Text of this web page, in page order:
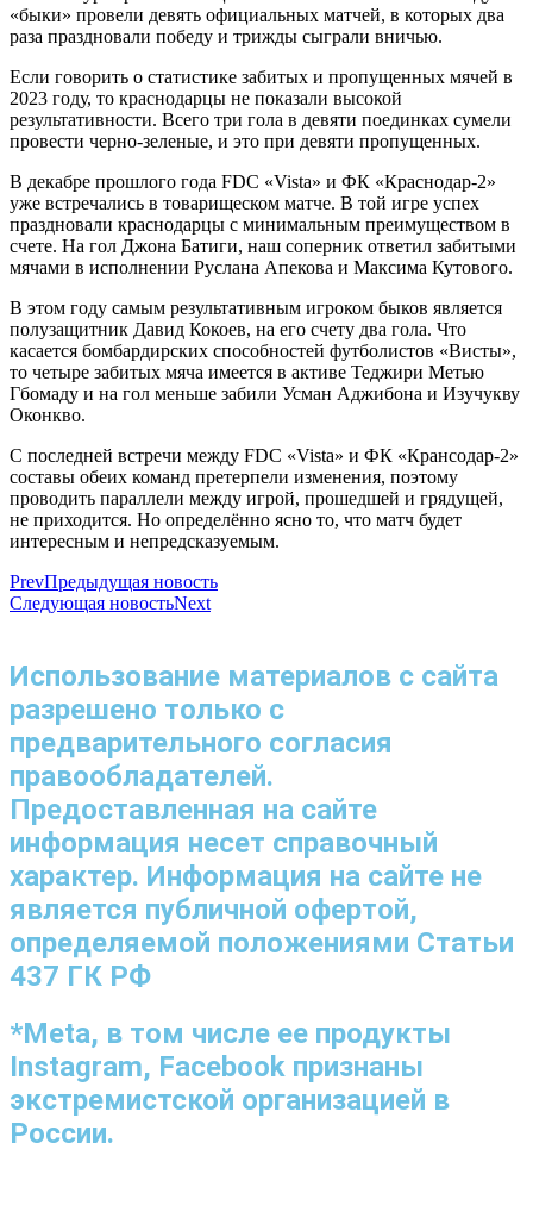
«быки» провели девять официальных матчей, в которых два
раза праздновали победу и трижды сыграли вничью.
Если говорить о статистике забитых и пропущенных мячей в
2023 году, то краснодарцы не показали высокой
результативности. Всего три гола в девяти поединках сумели
провести черно-зеленые, и это при девяти пропущенных.
В декабре прошлого года FDC «Vista» и ФК «Краснодар-2»
уже встречались в товарищеском матче. В той игре успех
праздновали краснодарцы с минимальным преимуществом в
счете. На гол Джона Батиги, наш соперник ответил забитыми
мячами в исполнении Руслана Апекова и Максима Кутового.
В этом году самым результативным игроком быков является
полузащитник Давид Кокоев, на его счету два гола. Что
касается бомбардирских способностей футболистов «Висты»,
то четыре забитых мяча имеется в активе Теджири Метью
Гбомаду и на гол меньше забили Усман Аджибона и Изучукву
Оконкво.
С последней встречи между FDC «Vista» и ФК «Крансодар-2»
составы обеих команд претерпели изменения, поэтому
проводить параллели между игрой, прошедшей и грядущей,
не приходится. Но определённо ясно то, что матч будет
интересным и непредсказуемым.
PrevПредыдущая новость
Следующая новостьNext
Использование материалов с сайта
разрешено только с
предварительного согласия
правообладателей.
Предоставленная на сайте
информация несет справочный
характер. Информация на сайте не
является публичной офертой,
определяемой положениями Статьи
437 ГК РФ
*Meta, в том числе ее продукты
Instagram, Facebook признаны
экстремистской организацией в
России.